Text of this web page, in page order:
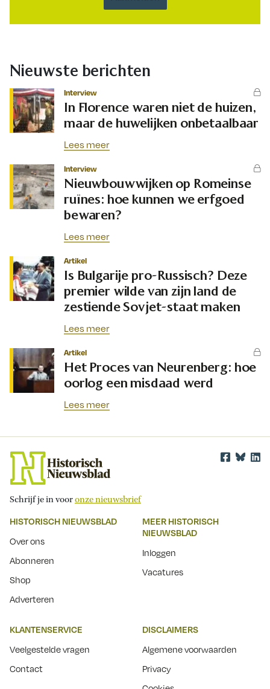
Nieuwste berichten
Interview
In Florence waren niet de huizen,
maar de huwelijken onbetaalbaar
Lees meer
Interview
Nieuwbouwwijken op Romeinse
ruïnes: hoe kunnen we erfgoed
bewaren?
Lees meer
Artikel
Is Bulgarije pro-Russisch? Deze
premier wilde van zijn land de
zestiende Sovjet-staat maken
Lees meer
Artikel
Het Proces van Neurenberg: hoe
oorlog een misdaad werd
Lees meer
Schrijf je in vooronze nieuwsbrief
HISTORISCH NIEUWSBLAD
Over ons
Abonneren
Shop
Adverteren
MEER HISTORISCH
NIEUWSBLAD
Inloggen
Vacatures
KLANTENSERVICE
Veelgestelde vragen
Contact
DISCLAIMERS
Algemene voorwaarden
Privacy